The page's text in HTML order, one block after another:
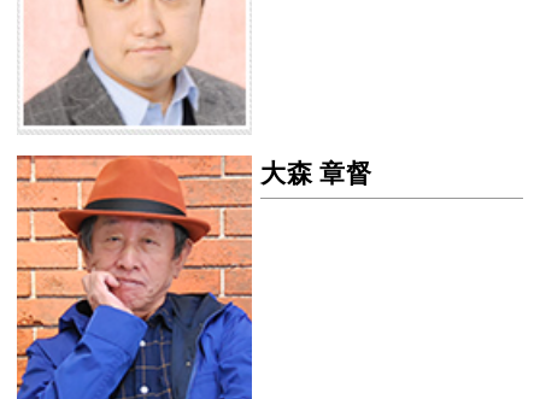
大森 章督の画像
大森 章督